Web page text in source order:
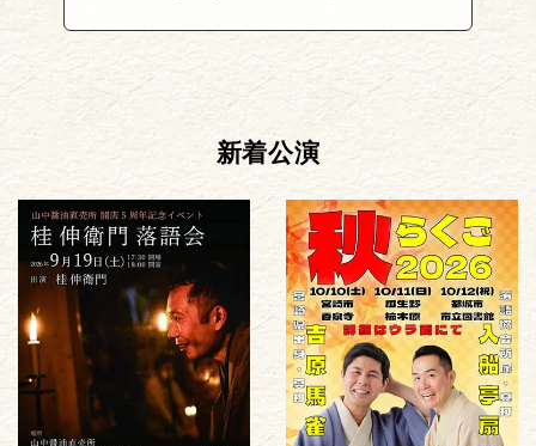
新着公演